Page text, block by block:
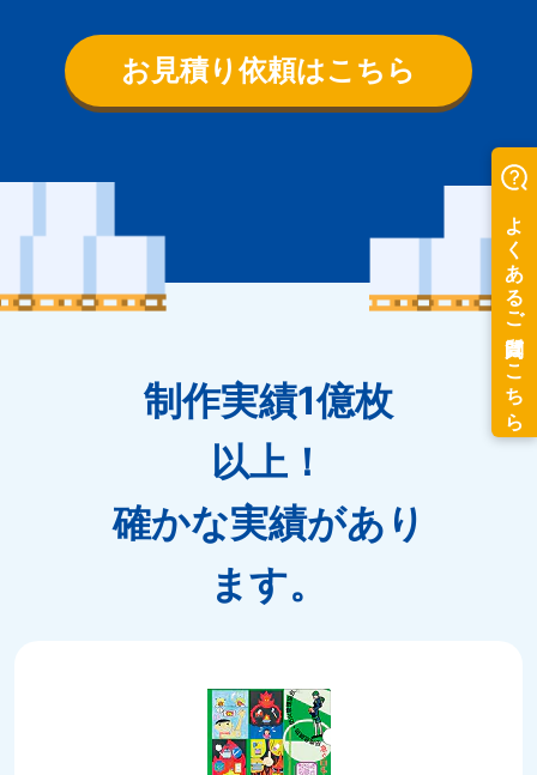
お見積り依頼はこちら
制作実績1億枚
以上！
確かな実績があり
ます。